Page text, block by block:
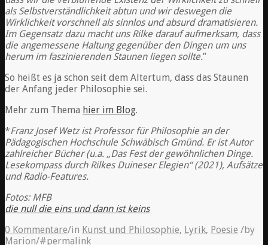
als Selbstverständlichkeit abtun und wir deswegen die
Wirklichkeit vorschnell als sinnlos und absurd dramatisieren.
Im Gegensatz dazu macht uns Rilke darauf aufmerksam, dass
die angemessene Haltung gegenüber den Dingen um uns
herum im faszinierenden Staunen liegen sollte.”
So heißt es ja schon seit dem Altertum, dass das Staunen
der Anfang jeder Philosophie sei.
Mehr zum Thema hier im Blog.
*Franz Josef Wetz ist Professor für Philosophie an der
Pädagogischen Hochschule Schwäbisch Gmünd. Er ist Autor
zahlreicher Bücher (u.a. „Das Fest der gewöhnlichen Dinge.
Lesekompass durch Rilkes Duineser Elegien“ (2021), Aufsätze
und Radio-Features.
Fotos: MFB
die null die eins und dann ist keins
0 Kommentare/in Kunst und Philosophie, Lyrik, Poesie /by
Marion/#permalink